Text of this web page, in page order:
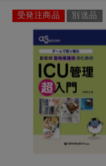
受発注商品 別送品